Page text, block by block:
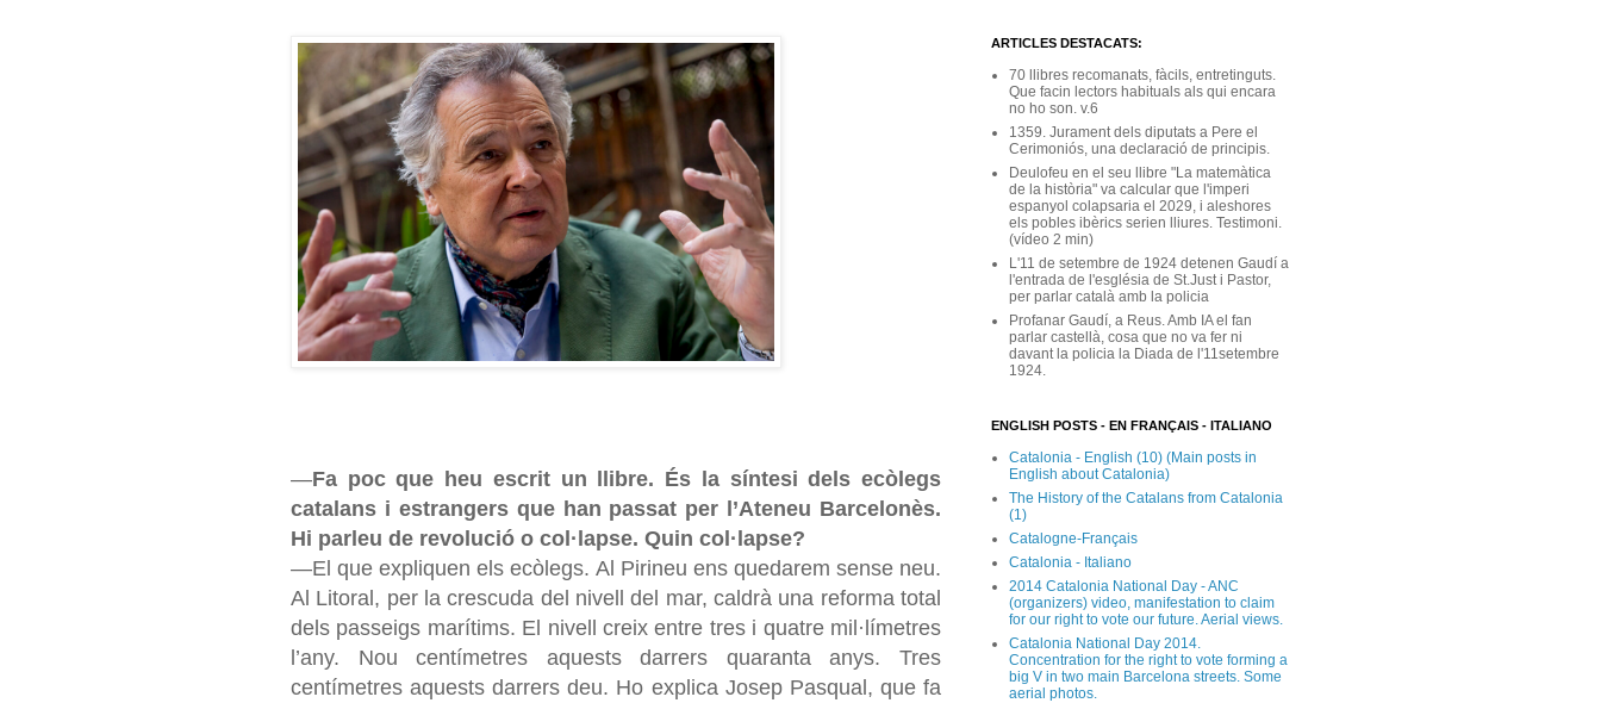
—Fa poc que heu escrit un llibre. És la síntesi dels ecòlegs
catalans i estrangers que han passat per l’Ateneu Barcelonès.
Hi parleu de revolució o col·lapse. Quin col·lapse?
—El que expliquen els ecòlegs. Al Pirineu ens quedarem sense neu.
Al Litoral, per la crescuda del nivell del mar, caldrà una reforma total
dels passeigs marítims. El nivell creix entre tres i quatre mil·límetres
l’any. Nou centímetres aquests darrers quaranta anys. Tres
centímetres aquests darrers deu. Ho explica Josep Pasqual, que fa
ARTICLES DESTACATS:
70 llibres recomanats, fàcils, entretinguts.
Que facin lectors habituals als qui encara
no ho son. v.6
1359. Jurament dels diputats a Pere el
Cerimoniós, una declaració de principis.
Deulofeu en el seu llibre "La matemàtica
de la història" va calcular que l'imperi
espanyol colapsaria el 2029, i aleshores
els pobles ibèrics serien lliures. Testimoni.
(vídeo 2 min)
L'11 de setembre de 1924 detenen Gaudí a
l'entrada de l'església de St.Just i Pastor,
per parlar català amb la policia
Profanar Gaudí, a Reus. Amb IA el fan
parlar castellà, cosa que no va fer ni
davant la policia la Diada de l'11setembre
1924.
ENGLISH POSTS - EN FRANÇAIS - ITALIANO
Catalonia - English (10) (Main posts in
English about Catalonia)
The History of the Catalans from Catalonia
(1)
Catalogne-Français
Catalonia - Italiano
2014 Catalonia National Day - ANC
(organizers) video, manifestation to claim
for our right to vote our future. Aerial views.
Catalonia National Day 2014.
Concentration for the right to vote forming a
big V in two main Barcelona streets. Some
aerial photos.